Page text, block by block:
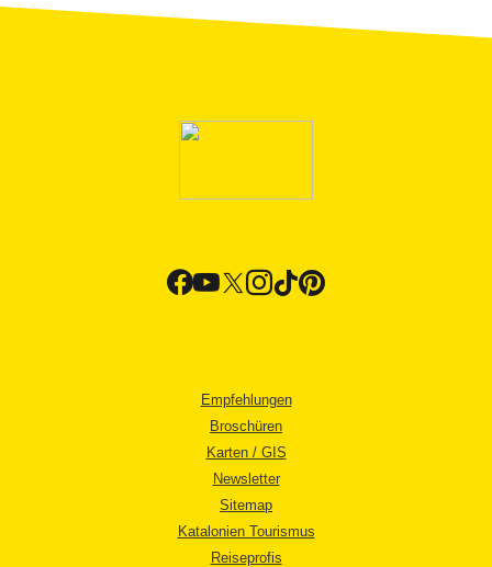
Empfehlungen
Broschüren
Karten / GIS
Newsletter
Sitemap
Katalonien Tourismus
Reiseprofis